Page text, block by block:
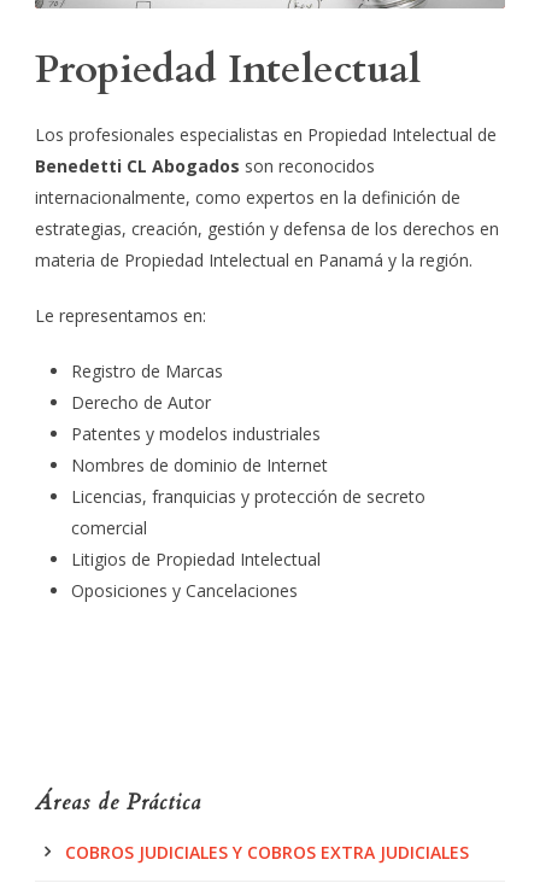
Propiedad Intelectual
Los profesionales especialistas en Propiedad Intelectual de
Benedetti CL Abogados son reconocidos
internacionalmente, como expertos en la definición de
estrategias, creación, gestión y defensa de los derechos en
materia de Propiedad Intelectual en Panamá y la región.
Le representamos en:
Registro de Marcas
Derecho de Autor
Patentes y modelos industriales
Nombres de dominio de Internet
Licencias, franquicias y protección de secreto
comercial
Litigios de Propiedad Intelectual
Oposiciones y Cancelaciones
Áreas de Práctica
COBROS JUDICIALES Y COBROS EXTRA JUDICIALES